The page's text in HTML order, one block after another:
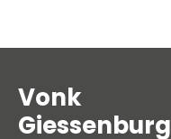
Vonk
Giessenburg